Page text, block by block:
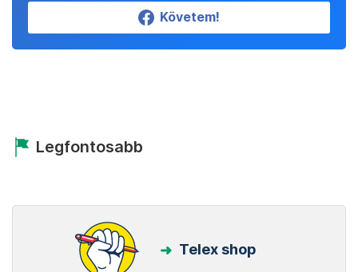
Követem!
Legfontosabb
Telex shop